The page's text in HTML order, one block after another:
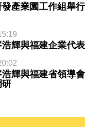
產業園工作組舉
輝與福建企業代
輝與福建省領導
研